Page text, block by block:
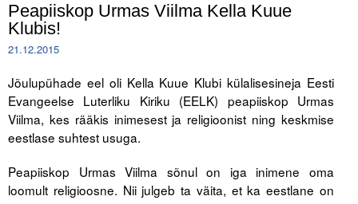
Astu ICC Eesti liikmeks!
Kalender
ICC Eesti
Tegevused
Publikatsioonid
Arvamus
Peapiiskop Urmas Viilma Kella Kuue
Klubis!
21.12.2015
Jõulupühade eel oli Kella Kuue Klubi külalisesineja Eesti
Evangeelse Luterliku Kiriku (EELK) peapiiskop Urmas
Viilma, kes rääkis inimesest ja religioonist ning keskmise
eestlase suhtest usuga.
Peapiiskop Urmas Viilma sõnul on iga inimene oma
loomult religioosne. Nii julgeb ta väita, et ka eestlane on